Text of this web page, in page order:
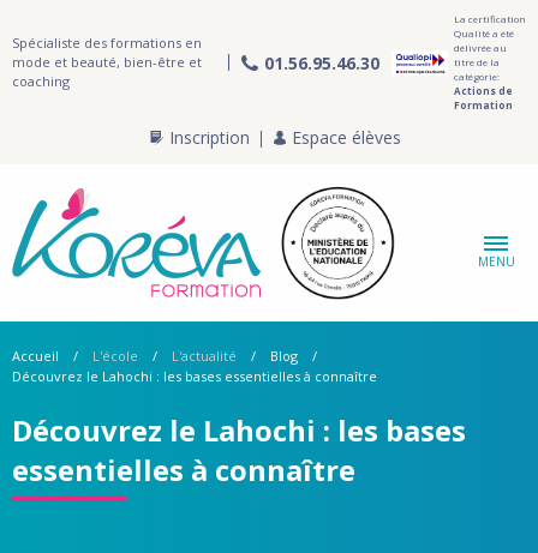
Spécialiste des formations en
mode et beauté, bien-être et
coaching
01.56.95.46.30
La certification
Qualité a été
délivrée au
titre de la
catégorie:
Actions de
Formation
Inscription Espace élèves
MENU
Accueil L'école L'actualité
Blog
Découvrez le Lahochi : les bases essentielles à connaître
Découvrez le Lahochi : les bases
essentielles à connaître